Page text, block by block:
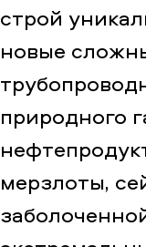
строй
новые
природного
мерзлоты,